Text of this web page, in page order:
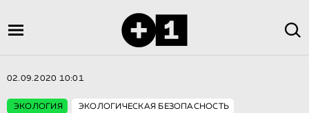
02.09.2020 10:01
ЭКОЛОГИЯ ЭКОЛОГИЧЕСКАЯ БЕЗОПАСНОСТЬ